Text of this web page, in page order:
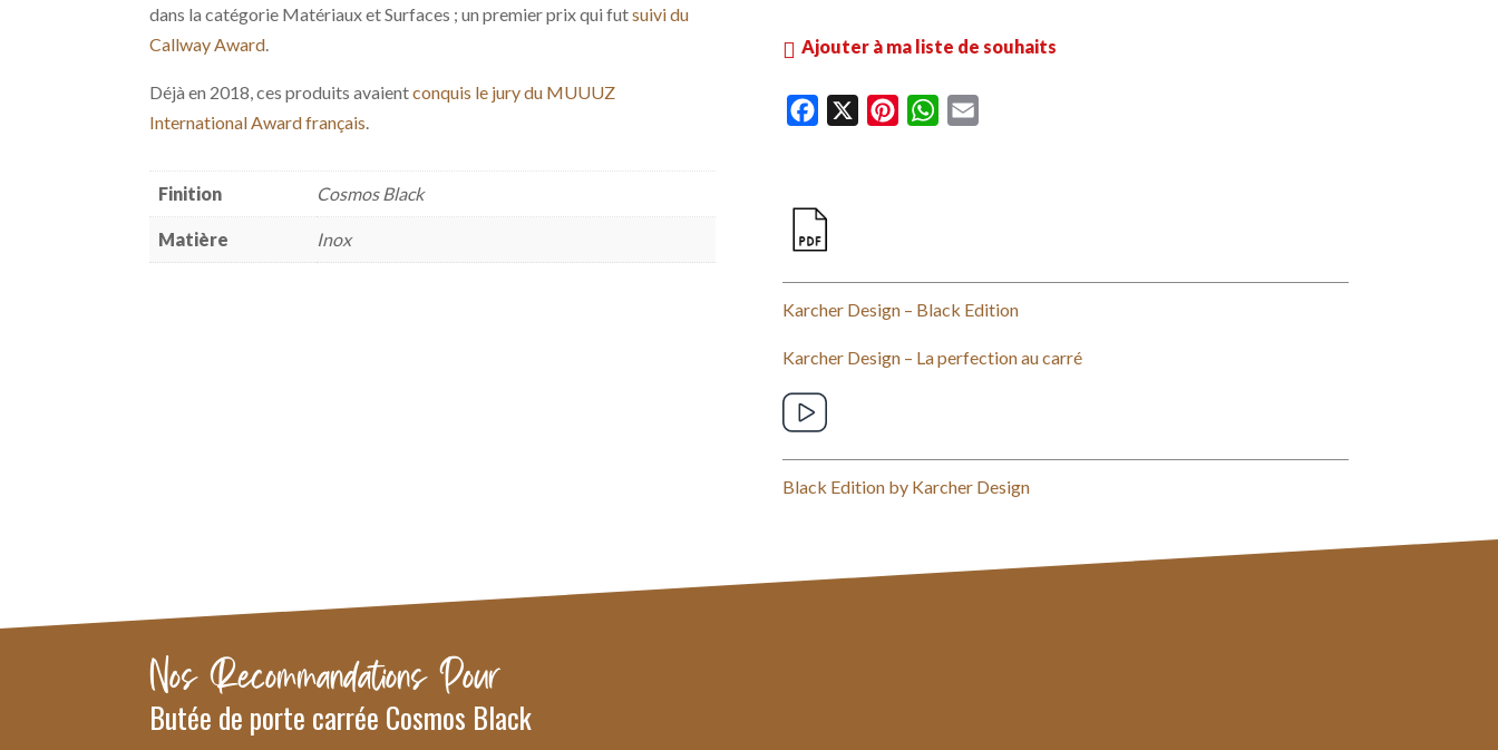
dans la catégorie Matériaux et Surfaces ; un premier prix qui futsuivi du
Callway Award.
Déjà en 2018, ces produits avaientconquis le jury du MUUUZ
International Award français.
Finition Cosmos Black
Matière Inox
Ajouter à ma liste de souhaits
b
t
W
Karcher Design – Black Edition
Karcher Design – La perfection au carré
Black Edition by Karcher Design
Nos Recommandations Pour
Butée de porte carrée Cosmos Black